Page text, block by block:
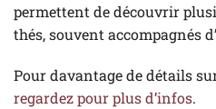
permettent de découvrir
thés, souvent accompagnés
Pour davantage de détails
regardez pour plus d’infos.